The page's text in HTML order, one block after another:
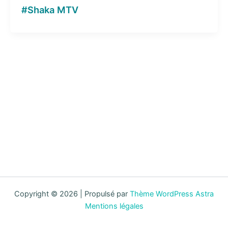
#Shaka MTV
Copyright © 2026 | Propulsé par Thème WordPress Astra
Mentions légales